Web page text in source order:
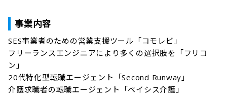
事業内容
SES事業者のための営業支援ツール「コモレビ」
フリーランスエンジニアにより多くの選択肢を「フリコ
ン」
20代特化型転職エージェント「Second Runway」
介護求職者の転職エージェント「ベイシス介護」